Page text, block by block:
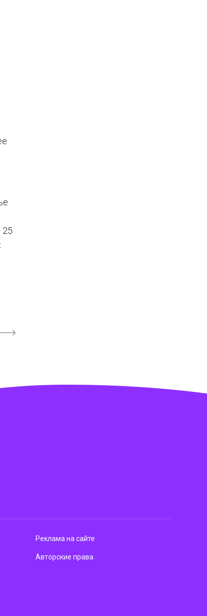
25
Реклама на сайте
Авторские права